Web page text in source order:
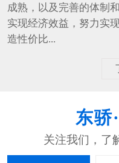
成熟，以及完善的体制
实现经济效益，努力实
造性价比...